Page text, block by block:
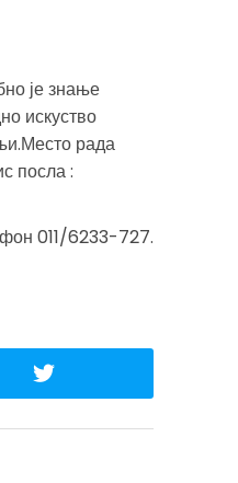
је знање
искуство
рада
посла :
011/6233-727.